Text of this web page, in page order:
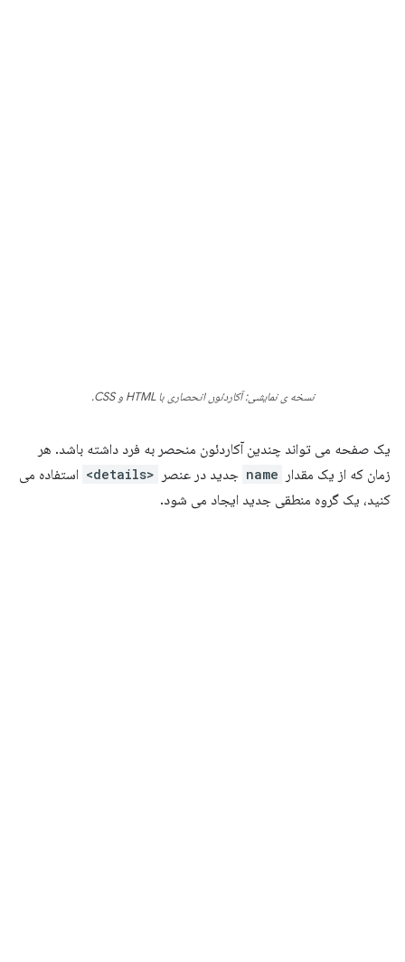
نسخه ی نمایشی: آکاردئون انحصاری با HTML و CSS.
یک صفحه می تواند چندین آکاردئون منحصر به فرد داشته باشد. هر
زمان که از یک مقدار
name جدید در عنصر <details>
استفاده می
کنید، یک گروه منطقی جدید ایجاد می شود.